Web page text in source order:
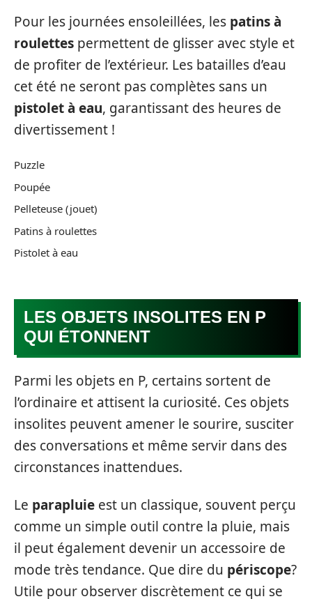
Pour les journées ensoleillées, les patins à
roulettes permettent de glisser avec style et
de profiter de l’extérieur. Les batailles d’eau
cet été ne seront pas complètes sans un
pistolet à eau, garantissant des heures de
divertissement !
Puzzle
Poupée
Pelleteuse (jouet)
Patins à roulettes
Pistolet à eau
LES OBJETS INSOLITES EN P
QUI ÉTONNENT
Parmi les objets en P, certains sortent de
l’ordinaire et attisent la curiosité. Ces objets
insolites peuvent amener le sourire, susciter
des conversations et même servir dans des
circonstances inattendues.
Le parapluie est un classique, souvent perçu
comme un simple outil contre la pluie, mais
il peut également devenir un accessoire de
mode très tendance. Que dire du périscope?
Utile pour observer discrètement ce qui se